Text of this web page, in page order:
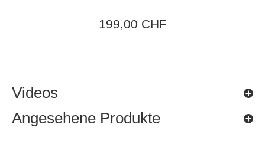
Videos
Angesehene Produkte
199,00 CHF